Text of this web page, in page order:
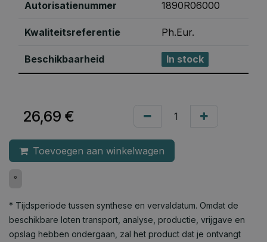
Autorisatienummer 1890R06000
Kwaliteitsreferentie Ph.Eur.
Beschikbaarheid In stock
26,69 €
Toevoegen aan winkelwagen
°
* Tijdsperiode tussen synthese en vervaldatum. Omdat de
beschikbare loten transport, analyse, productie, vrijgave en
opslag hebben ondergaan, zal het product dat je ontvangt